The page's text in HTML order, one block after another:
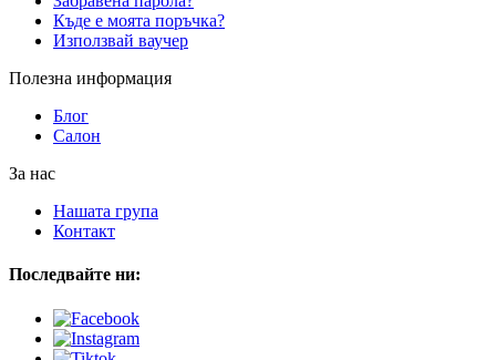
Къде е моята поръчка?
Използвай ваучер
Полезна информация
Блог
Салон
За нас
Нашата група
Контакт
Последвайте ни: